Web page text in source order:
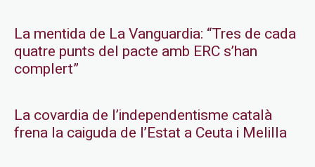
La mentida de La Vanguardia: “Tres de cada
quatre punts del pacte amb ERC s’han
complert”
La covardia de l’independentisme català
frena la caiguda de l’Estat a Ceuta i Melilla